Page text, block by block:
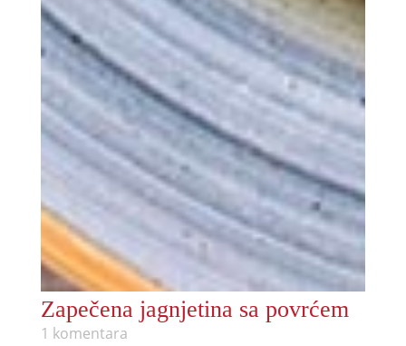
Zapečena jagnjetina sa povrćem
1 komentara